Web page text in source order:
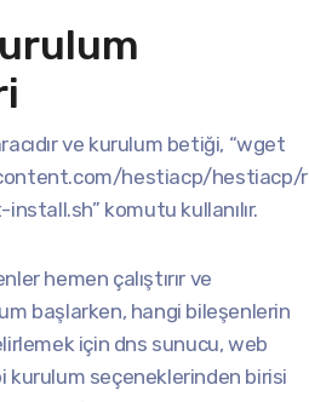
ve kurulum betiği, “wget
hestiacp/
komutu kullanılır.
hemen çalıştırır ve
başlarken, hangi bileşenlerin
için dns sunucu, web
kurulum seçeneklerinden birisi